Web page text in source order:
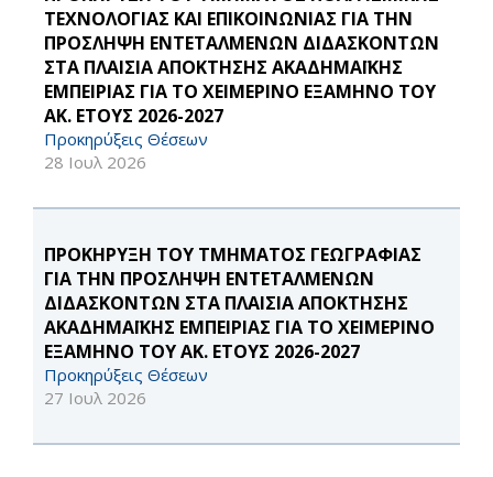
ΤΕΧΝΟΛΟΓΙΑΣ ΚΑΙ ΕΠΙΚΟΙΝΩΝΙΑΣ ΓΙΑ ΤΗΝ
ΠΡΟΣΛΗΨΗ ΕΝΤΕΤΑΛΜΕΝΩΝ ΔΙΔΑΣΚΟΝΤΩΝ
ΣΤΑ ΠΛΑΙΣΙΑ ΑΠΟΚΤΗΣΗΣ ΑΚΑΔΗΜΑΪΚΗΣ
ΕΜΠΕΙΡΙΑΣ ΓΙΑ ΤΟ ΧΕΙΜΕΡΙΝΟ ΕΞΑΜΗΝΟ ΤΟΥ
ΑΚ. ΕΤΟΥΣ 2026-2027
Προκηρύξεις Θέσεων
28 Ιουλ 2026
ΠΡΟΚΗΡΥΞΗ ΤΟΥ ΤΜΗΜΑΤΟΣ ΓΕΩΓΡΑΦΙΑΣ
ΓΙΑ ΤΗΝ ΠΡΟΣΛΗΨΗ ΕΝΤΕΤΑΛΜΕΝΩΝ
ΔΙΔΑΣΚΟΝΤΩΝ ΣΤΑ ΠΛΑΙΣΙΑ ΑΠΟΚΤΗΣΗΣ
ΑΚΑΔΗΜΑΪΚΗΣ ΕΜΠΕΙΡΙΑΣ ΓΙΑ ΤΟ ΧΕΙΜΕΡΙΝΟ
ΕΞΑΜΗΝΟ ΤΟΥ ΑΚ. ΕΤΟΥΣ 2026-2027
Προκηρύξεις Θέσεων
27 Ιουλ 2026